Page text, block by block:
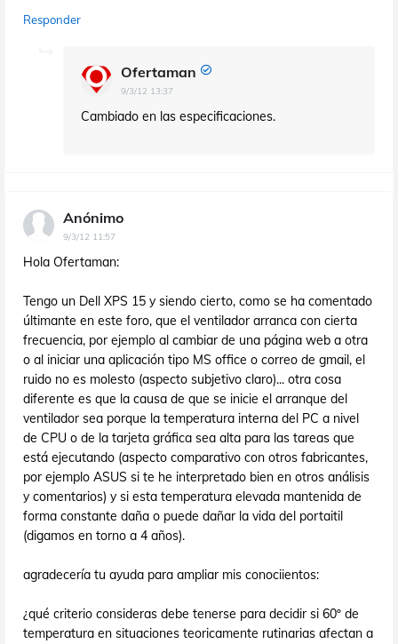
Responder
Ofertaman
9/3/12 13:37
Cambiado en las especificaciones.
Anónimo
9/3/12 11:57
Hola Ofertaman:
Tengo un Dell XPS 15 y siendo cierto, como se ha comentado
últimante en este foro, que el ventilador arranca con cierta
frecuencia, por ejemplo al cambiar de una página web a otra
o al iniciar una aplicación tipo MS office o correo de gmail, el
ruido no es molesto (aspecto subjetivo claro)... otra cosa
diferente es que la causa de que se inicie el arranque del
ventilador sea porque la temperatura interna del PC a nivel
de CPU o de la tarjeta gráfica sea alta para las tareas que
está ejecutando (aspecto comparativo con otros fabricantes,
por ejemplo ASUS si te he interpretado bien en otros análisis
y comentarios) y si esta temperatura elevada mantenida de
forma constante daña o puede dañar la vida del portaitil
(digamos en torno a 4 años).
agradecería tu ayuda para ampliar mis conociientos:
¿qué criterio consideras debe tenerse para decidir si 60º de
temperatura en situaciones teoricamente rutinarias afectan a